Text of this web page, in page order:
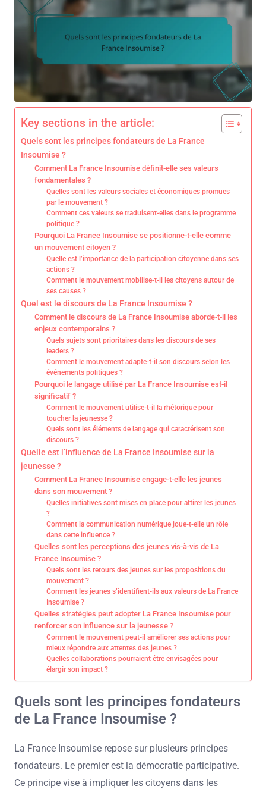
Key sections in the article:
Quels sont les principes fondateurs de La France
Insoumise ?
Comment La France Insoumise définit-elle ses valeurs
fondamentales ?
Quelles sont les valeurs sociales et économiques promues
par le mouvement ?
Comment ces valeurs se traduisent-elles dans le programme
politique ?
Pourquoi La France Insoumise se positionne-t-elle comme
un mouvement citoyen ?
Quelle est l’importance de la participation citoyenne dans ses
actions ?
Comment le mouvement mobilise-t-il les citoyens autour de
ses causes ?
Quel est le discours de La France Insoumise ?
Comment le discours de La France Insoumise aborde-t-il les
enjeux contemporains ?
Quels sujets sont prioritaires dans les discours de ses
leaders ?
Comment le mouvement adapte-t-il son discours selon les
événements politiques ?
Pourquoi le langage utilisé par La France Insoumise est-il
significatif ?
Comment le mouvement utilise-t-il la rhétorique pour
toucher la jeunesse ?
Quels sont les éléments de langage qui caractérisent son
discours ?
Quelle est l’influence de La France Insoumise sur la
jeunesse ?
Comment La France Insoumise engage-t-elle les jeunes
dans son mouvement ?
Quelles initiatives sont mises en place pour attirer les jeunes
?
Comment la communication numérique joue-t-elle un rôle
dans cette influence ?
Quelles sont les perceptions des jeunes vis-à-vis de La
France Insoumise ?
Quels sont les retours des jeunes sur les propositions du
mouvement ?
Comment les jeunes s’identifient-ils aux valeurs de La France
Insoumise ?
Quelles stratégies peut adopter La France Insoumise pour
renforcer son influence sur la jeunesse ?
Comment le mouvement peut-il améliorer ses actions pour
mieux répondre aux attentes des jeunes ?
Quelles collaborations pourraient être envisagées pour
élargir son impact ?
Quels sont les principes fondateurs
de La France Insoumise ?
La France Insoumise repose sur plusieurs principes
fondateurs. Le premier est la démocratie participative.
Ce principe vise à impliquer les citoyens dans les